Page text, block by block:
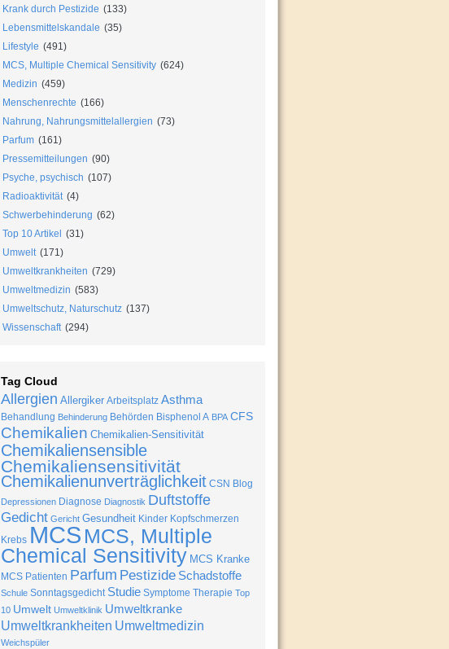
Krank durch Pestizide (133)
Lebensmittelskandale (35)
Lifestyle (491)
MCS, Multiple Chemical Sensitivity (624)
Medizin (459)
Menschenrechte (166)
Nahrung, Nahrungsmittelallergien (73)
Parfum (161)
Pressemitteilungen (90)
Psyche, psychisch (107)
Radioaktivität (4)
Schwerbehinderung (62)
Top 10 Artikel
(31)
Umwelt (171)
Umweltkrankheiten (729)
Umweltmedizin (583)
Umweltschutz, Naturschutz (137)
Wissenschaft (294)
Tag Cloud
Allergien Allergiker Arbeitsplatz Asthma
Behandlung Behinderung Behörden Bisphenol A BPA CFS
Chemikalien Chemikalien-Sensitivität
Chemikaliensensible
Chemikaliensensitivität
Chemikalienunverträglichkeit CSN Blog
Depressionen Diagnose Diagnostik Duftstoffe
Gedicht Gericht Gesundheit Kinder Kopfschmerzen
Krebs MCS MCS, Multiple
Chemical Sensitivity MCS Kranke
MCS Patienten Parfum Pestizide Schadstoffe
Schule Sonntagsgedicht Studie Symptome Therapie Top
10 Umwelt Umweltklinik Umweltkranke
Umweltkrankheiten Umweltmedizin
Weichspüler